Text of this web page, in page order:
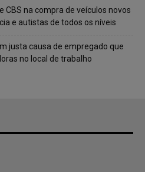
CBS na compra de veículos novos
e autistas de todos os níveis
justa causa de empregado que
no local de trabalho